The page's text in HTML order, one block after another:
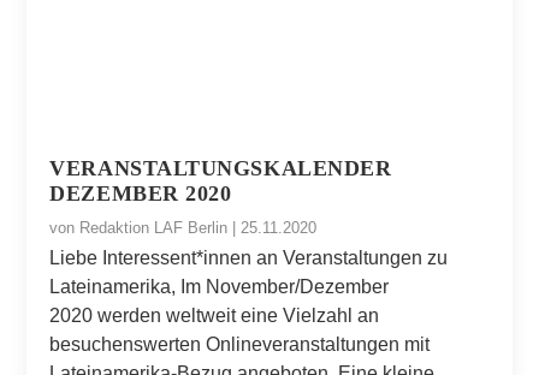
VERANSTALTUNGSKALENDER
DEZEMBER 2020
von Redaktion LAF Berlin | 25.11.2020
Liebe Interessent*innen an Veranstaltungen zu
Lateinamerika, Im November/Dezember
2020 werden weltweit eine Vielzahl an
besuchenswerten Onlineveranstaltungen mit